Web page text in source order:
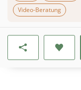
Video-Beratung